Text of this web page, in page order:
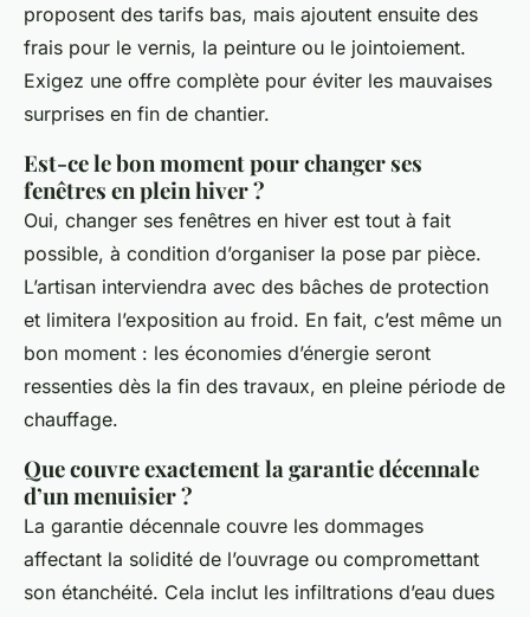
proposent des tarifs bas, mais ajoutent ensuite des
frais pour le vernis, la peinture ou le jointoiement.
Exigez une offre complète pour éviter les mauvaises
surprises en fin de chantier.
Est-ce le bon moment pour changer ses
fenêtres en plein hiver ?
Oui, changer ses fenêtres en hiver est tout à fait
possible, à condition d’organiser la pose par pièce.
L’artisan interviendra avec des bâches de protection
et limitera l’exposition au froid. En fait, c’est même un
bon moment : les économies d’énergie seront
ressenties dès la fin des travaux, en pleine période de
chauffage.
Que couvre exactement la garantie décennale
d’un menuisier ?
La garantie décennale couvre les dommages
affectant la solidité de l’ouvrage ou compromettant
son étanchéité. Cela inclut les infiltrations d’eau dues